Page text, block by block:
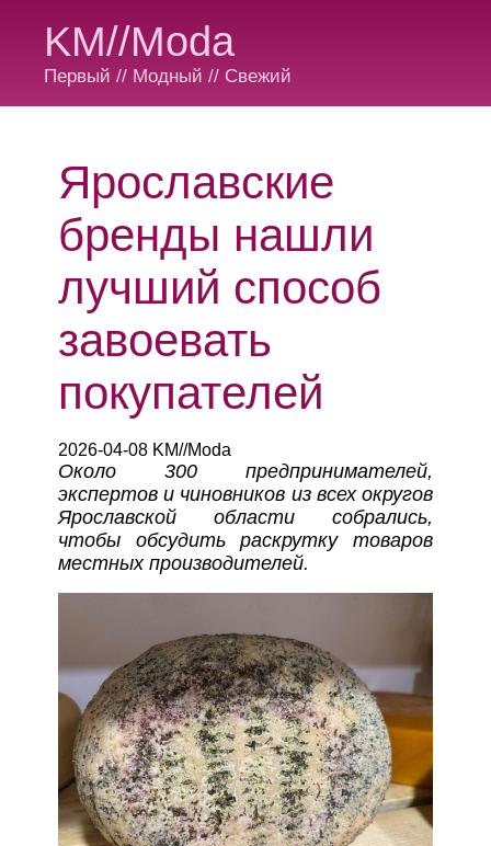
KM//Moda
Первый // Модный // Свежий
Ярославские
бренды нашли
лучший способ
завоевать
покупателей
2026-04-08 KM//Moda
Около 300 предпринимателей,
экспертов и чиновников из всех округов
Ярославской области собрались,
чтобы обсудить раскрутку товаров
местных производителей.